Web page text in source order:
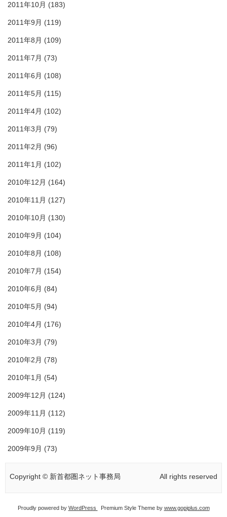
2011年10月 (183)
2011年9月 (119)
2011年8月 (109)
2011年7月 (73)
2011年6月 (108)
2011年5月 (115)
2011年4月 (102)
2011年3月 (79)
2011年2月 (96)
2011年1月 (102)
2010年12月 (164)
2010年11月 (127)
2010年10月 (130)
2010年9月 (104)
2010年8月 (108)
2010年7月 (154)
2010年6月 (84)
2010年5月 (94)
2010年4月 (176)
2010年3月 (79)
2010年2月 (78)
2010年1月 (54)
2009年12月 (124)
2009年11月 (112)
2009年10月 (119)
2009年9月 (73)
Copyright © 新首都圏ネット事務局 All rights reserved
Proudly powered by WordPress Premium Style Theme by www.gopiplus.com